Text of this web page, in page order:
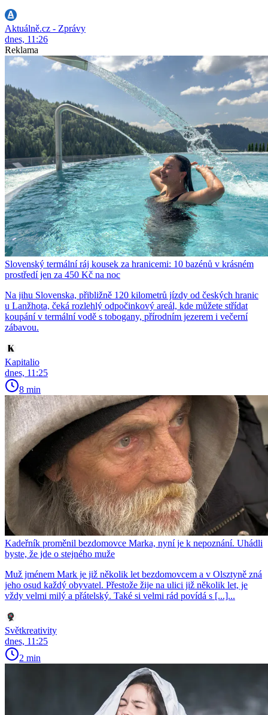
Aktuálně.cz - Zprávy
dnes, 11:26
Reklama
Slovenský termální ráj kousek za hranicemi: 10 bazénů v krásném
prostředí jen za 450 Kč na noc
Na jihu Slovenska, přibližně 120 kilometrů jízdy od českých hranic
u Lanžhota, čeká rozlehlý odpočinkový areál, kde můžete střídat
koupání v termální vodě s tobogany, přírodním jezerem i večerní
zábavou.
Kapitalio
dnes, 11:25
8 min
Kadeřník proměnil bezdomovce Marka, nyní je k nepoznání. Uhádli
byste, že jde o stejného muže
Muž jménem Mark je již několik let bezdomovcem a v Olsztyně zná
jeho osud každý obyvatel. Přestože žije na ulici již několik let, je
vždy velmi milý a přátelský. Také si velmi rád povídá s [...]...
Světkreativity
dnes, 11:25
2 min